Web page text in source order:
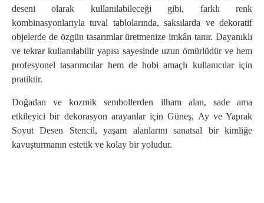
deseni olarak kullanılabileceği gibi, farklı renk
kombinasyonlarıyla tuval tablolarında, saksılarda ve dekoratif
objelerde de özgün tasarımlar üretmenize imkân tanır. Dayanıklı
ve tekrar kullanılabilir yapısı sayesinde uzun ömürlüdür ve hem
profesyonel tasarımcılar hem de hobi amaçlı kullanıcılar için
pratiktir.
Doğadan ve kozmik sembollerden ilham alan, sade ama
etkileyici bir dekorasyon arayanlar için Güneş, Ay ve Yaprak
Soyut Desen Stencil, yaşam alanlarını sanatsal bir kimliğe
kavuşturmanın estetik ve kolay bir yoludur.